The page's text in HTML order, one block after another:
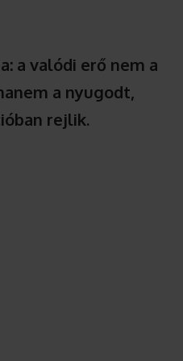
a valódi erő nem a
a nyugodt,
rejlik.